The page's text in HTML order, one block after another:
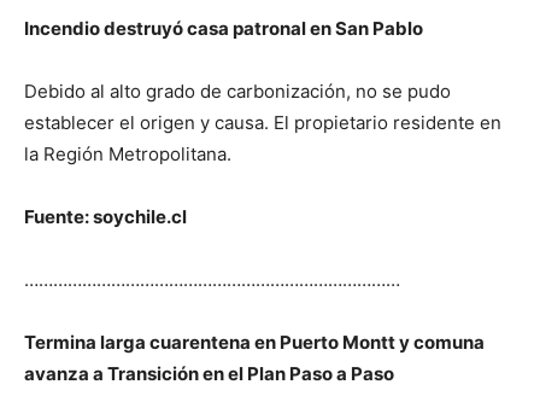
Incendio destruyó casa patronal en San Pablo
Debido al alto grado de carbonización, no se pudo
establecer el origen y causa. El propietario residente en
la Región Metropolitana.
Fuente: soychile.cl
……………………………………………………………………
Termina larga cuarentena en Puerto Montt y comuna
avanza a Transición en el Plan Paso a Paso